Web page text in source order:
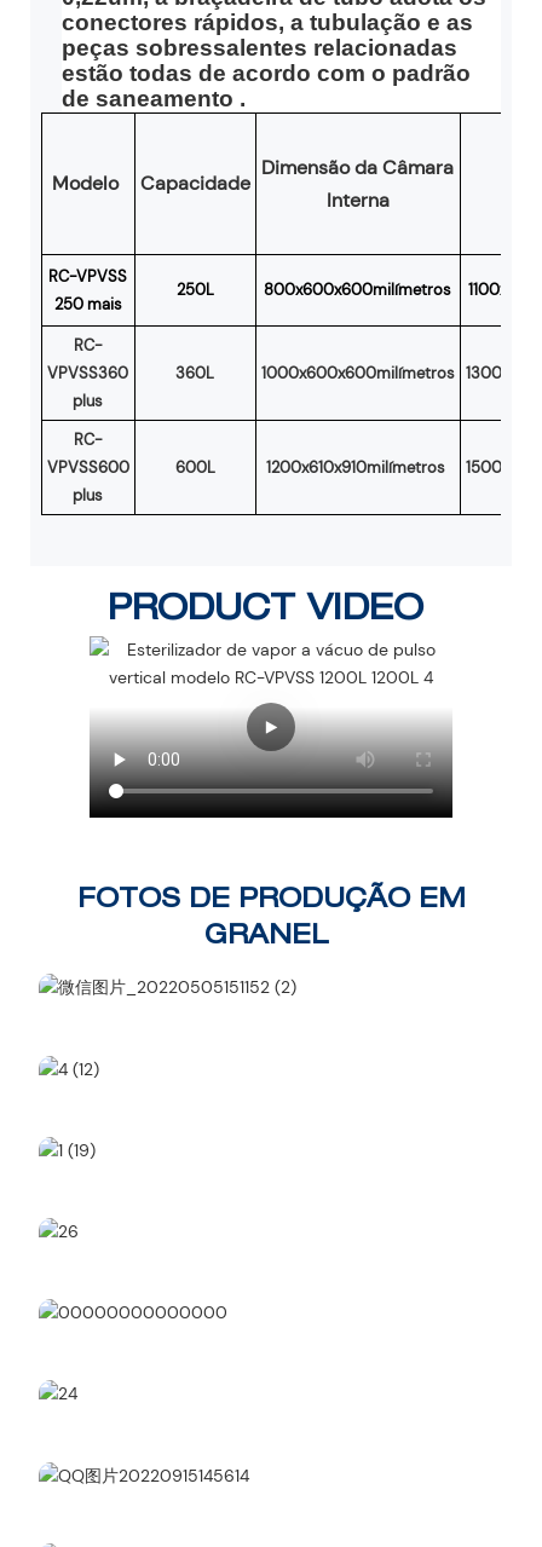
conectores rápidos, a tubulação e as
peças sobressalentes relacionadas
estão todas de acordo com o padrão
de saneamento .
Modelo Capacidade
Dimensão da Câmara
Interna
RC-VPVSS
250 mais
250L 800x600x600milímetros
RC-
VPVSS360
plus
360L 1000x600x600milímetros
RC-
VPVSS600
plus
600L 1200x610x910milímetros
PRODUCT VIDEO
FOTOS DE PRODUÇÃO EM
GRANEL